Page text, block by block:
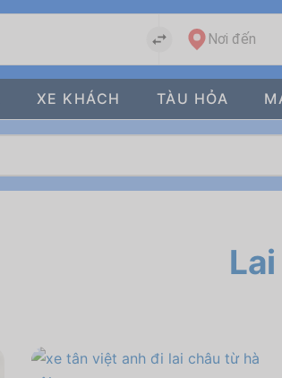
Nơi đến
XE KHÁCH TÀU HỎA